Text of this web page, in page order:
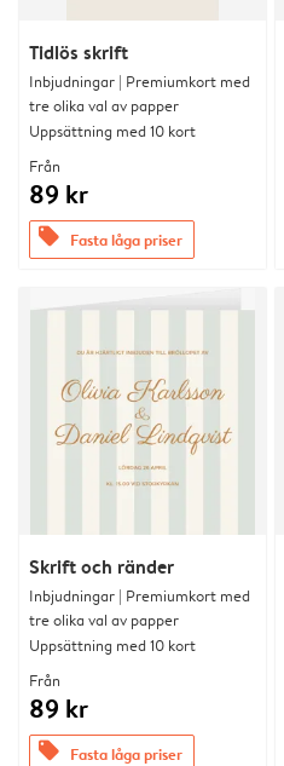
Tidlös skrift
Inbjudningar | Premiumkort med
tre olika val av papper
Uppsättning med 10 kort
Från
89 kr
offers Fasta låga priser
Skrift och ränder
Inbjudningar | Premiumkort med
tre olika val av papper
Uppsättning med 10 kort
Från
89 kr
offers Fasta låga priser